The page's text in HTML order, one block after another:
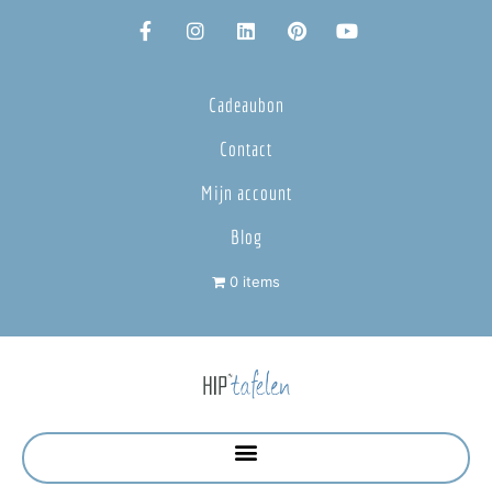
Cadeaubon
Contact
Mijn account
Blog
0 items